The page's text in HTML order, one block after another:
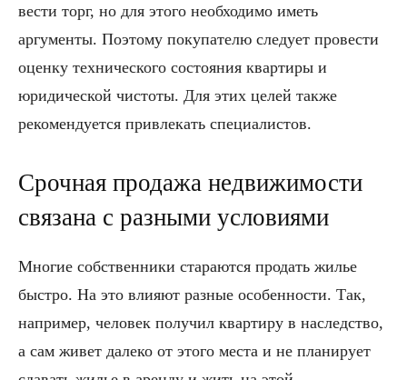
вести торг, но для этого необходимо иметь
аргументы. Поэтому покупателю следует провести
оценку технического состояния квартиры и
юридической чистоты. Для этих целей также
рекомендуется привлекать специалистов.
Срочная продажа недвижимости
связана с разными условиями
Многие собственники стараются продать жилье
быстро. На это влияют разные особенности. Так,
например, человек получил квартиру в наследство,
а сам живет далеко от этого места и не планирует